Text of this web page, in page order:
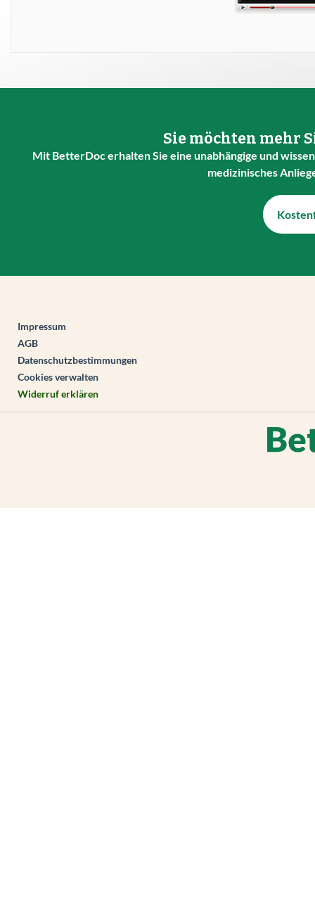
Sie möchten mehr
Mit BetterDoc erhalten Sie eine unabhängige und
medizinisches
Impressum
AGB
Datenschutzbestimmungen
Cookies verwalten
Widerruf erklären